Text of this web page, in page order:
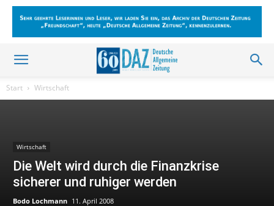
Start Wirtschaft
Wirtschaft
Die Welt wird durch die Finanzkrise
sicherer und ruhiger werden
Bodo Lochmann 11. April 2008